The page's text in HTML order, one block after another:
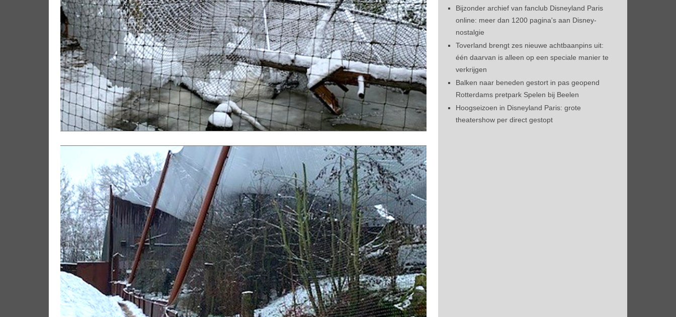
Bijzonder archief van fanclub Disneyland Paris
online: meer dan 1200 pagina's aan Disney-
nostalgie
Toverland brengt zes nieuwe achtbaanpins uit:
één daarvan is alleen op een speciale manier te
verkrijgen
Balken naar beneden gestort in pas geopend
Rotterdams pretpark Spelen bij Beelen
Hoogseizoen in Disneyland Paris: grote
theatershow per direct gestopt